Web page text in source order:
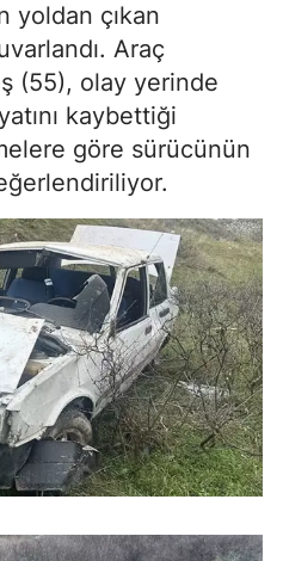
yoldan çıkan
Araç
(55), olay yerinde
kaybettiği
göre sürücünün